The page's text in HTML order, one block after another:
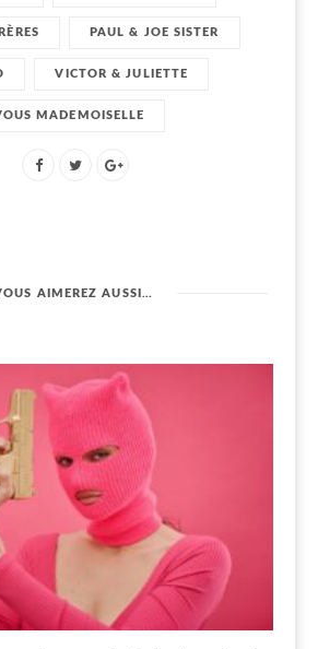
PAUL & JOE SISTER
VICTOR & JULIETTE
MADEMOISELLE
AIMEREZ AUSSI…